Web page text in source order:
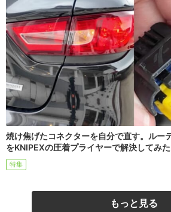
焼け焦げたコネクターを自分で直す。ルー
をKNIPEXの圧着プライヤーで解決してみた
特集
もっと見る